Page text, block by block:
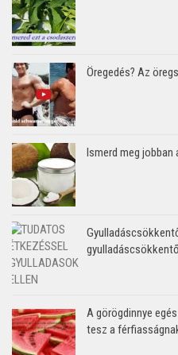
Öregedés? Az
Ismerd meg
A görögdinnye
tesz a